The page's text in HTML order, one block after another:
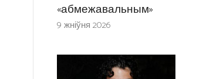
«абмежавальным»
9 жніўня 2026